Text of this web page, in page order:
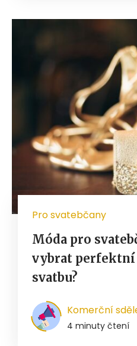
Pro svatebčany
Móda pro
vybrat perfektní
svatbu?
Komerční
4 minuty čtení